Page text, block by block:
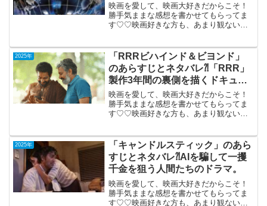
映画を愛して、映画大好きだからこそ！
勝手気ままな感想を書かせてもらってま
す♡♡映画好きな方も、あまり観ない方
版）TV鑑賞1997年10月18日公開（93分）
J....
2025年
「RRRビハインド＆ビヨンド」
のあらすじとネタバレ⁈「RRR」
製作3年間の裏側を描くドキュメ
ンタリー。
映画を愛して、映画大好きだからこそ！
勝手気ままな感想を書かせてもらってま
す♡♡映画好きな方も、あまり観ない方
ー2025年4月11日公開（97分）「RRR」
製作...
2025年
「キャンドルスティック」のあら
すじとネタバレ⁈AIを騙して一攫
千金を狙う人間たちのドラマ。
映画を愛して、映画大好きだからこそ！
勝手気ままな感想を書かせてもらってま
す♡♡映画好きな方も、あまり観ない方